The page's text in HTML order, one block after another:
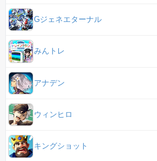
Gジェネエターナル
みんトレ
アナデン
ウィンヒロ
キングショット